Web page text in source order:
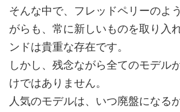
そんな中で、フレッドペリーのよ
がらも、常に新しいものを取り入
ンドは貴重な存在です。
しかし、残念ながら全てのモデル
けではありません。
人気のモデルは、いつ廃盤になる